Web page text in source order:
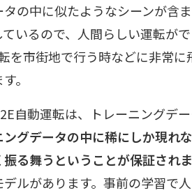
の中に似たようなシーンが含
いるので、人間らしい運転が
を市街地で行う時などに非常
。
自動運転は、トレーニングデ
ングデータの中に稀にしか現れ
る舞うということが保証され
ルがあります。事前の学習で